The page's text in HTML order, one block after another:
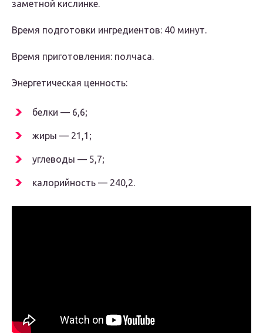
заметной кислинке.
Время подготовки ингредиентов: 40 минут.
Время приготовления: полчаса.
Энергетическая ценность:
белки — 6,6;
жиры — 21,1;
углеводы — 5,7;
калорийность — 240,2.